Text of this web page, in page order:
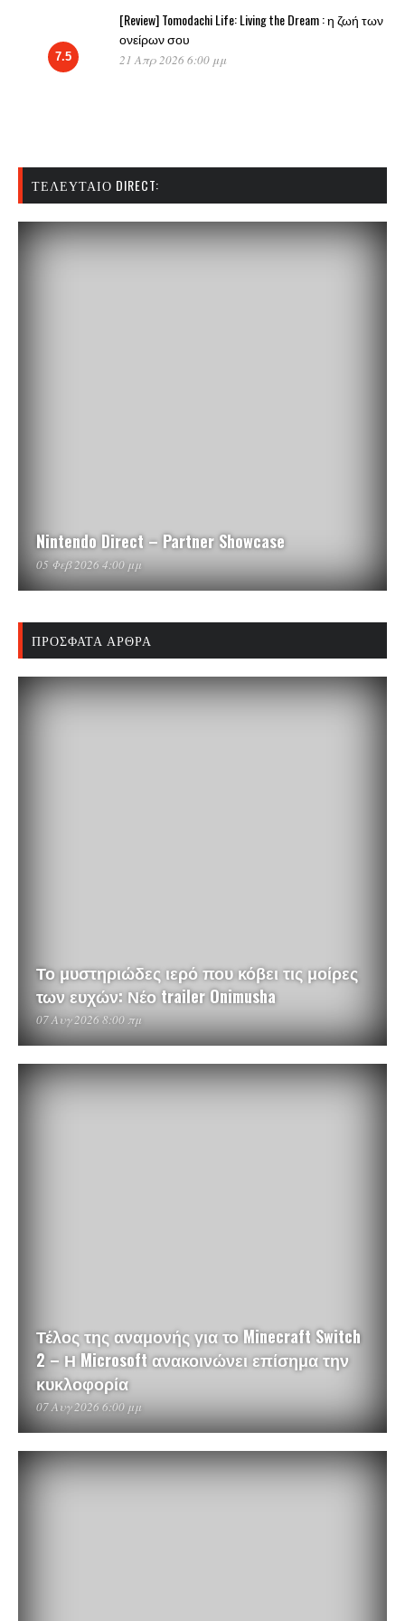
7.5
[Review] Tomodachi Life: Living the Dream : η ζωή των
ονείρων σου
21 Απρ 2026 6:00 μμ
ΤΕΛΕΥΤΑΊΟ DIRECT:
Nintendo Direct – Partner Showcase
05 Φεβ 2026 4:00 μμ
ΠΡΌΣΦΑΤΑ ΆΡΘΡΑ
Το μυστηριώδες ιερό που κόβει τις μοίρες
των ευχών: Νέο trailer Onimusha
07 Αυγ 2026 8:00 πμ
Τέλος της αναμονής για το Minecraft Switch
2 – Η Microsoft ανακοινώνει επίσημα την
κυκλοφορία
07 Αυγ 2026 6:00 μμ